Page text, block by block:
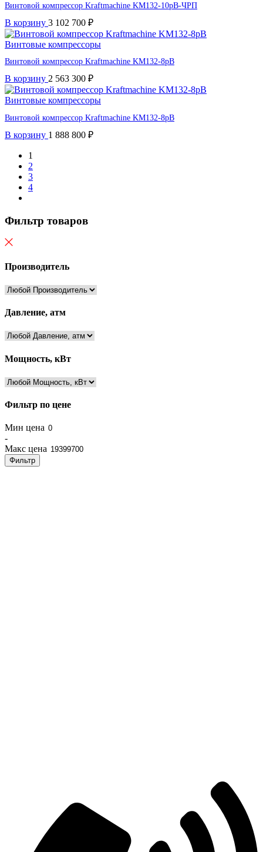
Винтовой компрессор Kraftmaсhine KM132-10рВ-ЧРП
В корзину 3 102 700 ₽
Винтовые компрессоры
Винтовой компрессор Kraftmaсhine KM132-8рВ
В корзину 2 563 300 ₽
Винтовые компрессоры
Винтовой компрессор Kraftmaсhine KM132-8рВ
В корзину 1 888 800 ₽
1
2
3
4
Фильтр товаров
Производитель
Давление, атм
Мощность, кВт
Фильтр по цене
Мин цена
-
Макс цена
Фильтр